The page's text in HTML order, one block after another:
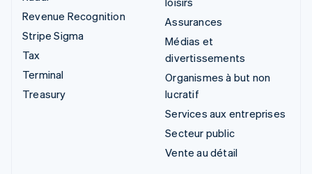
Revenue Recognition
Stripe Sigma
Tax
Terminal
Treasury
Assurances
Médias et
divertissements
Organismes à but non
lucratif
Services aux entreprises
Secteur public
Vente au détail